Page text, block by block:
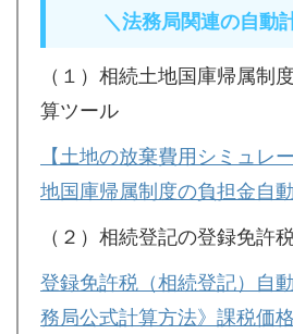
＼法務局関連の自動
（１）相続土地国庫帰属制
算ツール
【土地の放棄費用シミュレ
地国庫帰属制度の負担金自
（２）相続登記の登録免許
登録免許税（相続登記）自
務局公式計算方法》課税価